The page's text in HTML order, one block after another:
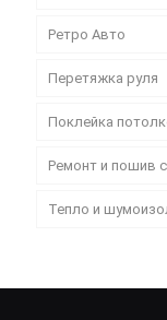
Ретро Авто
Перетяжка руля
Поклейка
Ремонт и пошив
Тепло и